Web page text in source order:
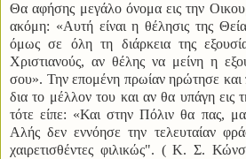
Θα αφήσης μεγάλο όνομα εις την
ακόμη: «Αυτή είναι η θέλησις της
όμως σε όλη τη διάρκεια της
Χριστιανούς, αν θέλης να μείνη η
σου». Την επομένη πρωίαν ηρώτησε
δια το μέλλον του και αν θα υπάγη εις
τότε είπε: «Και στην Πόλιν θα πας,
Αλής δεν εννόησε την τελευταίαν
χαιρετισθέντες φιλικώς". ( Κ. Σ.